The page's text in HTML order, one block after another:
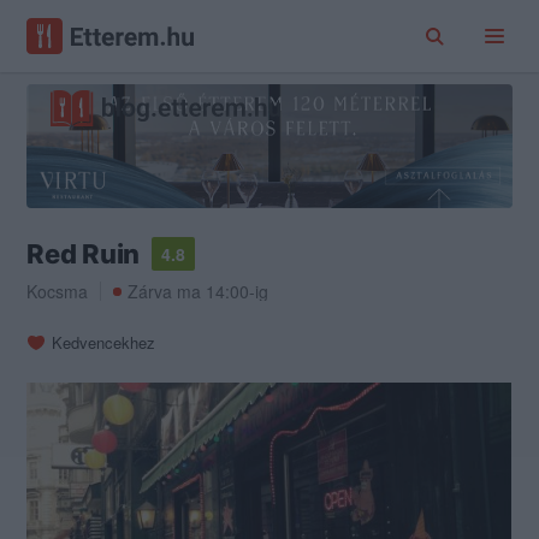
Red Ruin
4.8
Kocsma
Zárva ma 14:00-ig
Kedvencekhez